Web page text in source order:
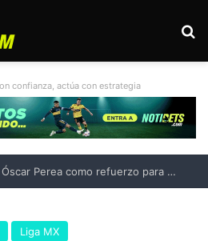
confianza, actúa con estrategia
Liga MX